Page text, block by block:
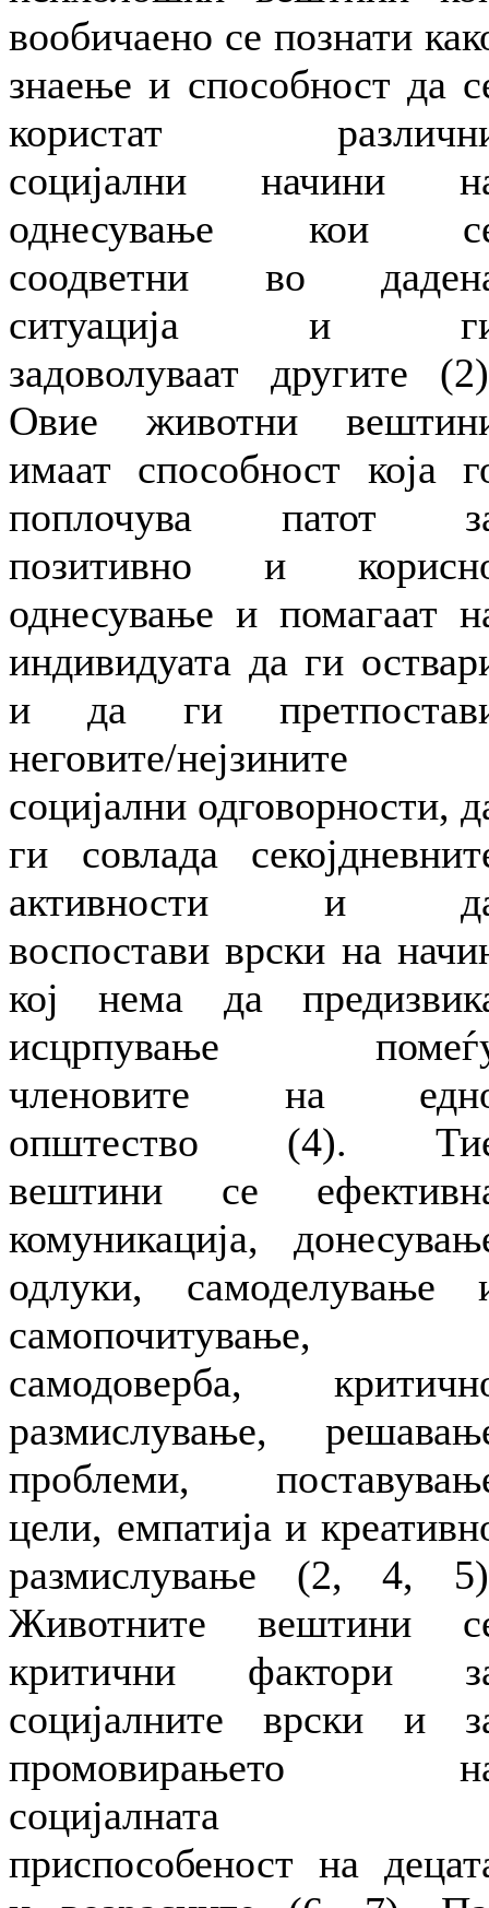
вообичаено се познати
знаење и способност да
користат
социјални начини
однесување кои
соодветни во
ситуација и
задоволуваат другите
Овие животни
имаат способност која
поплочува патот
позитивно и
однесување и помагаат
индивидуата да ги
и да ги
неговите/нејзините
социјални одговорности,
ги совлада
активности и
воспостави врски на
кој нема да
исцрпување
членовите на
општество (4).
вештини се
комуникација,
одлуки, самоделување
самопочитување,
самодоверба,
размислување,
проблеми,
цели, емпатија и
размислување (2, 4,
Животните вештини
критични фактори
социјалните врски и
промовирањето
социјалната
приспособеност на